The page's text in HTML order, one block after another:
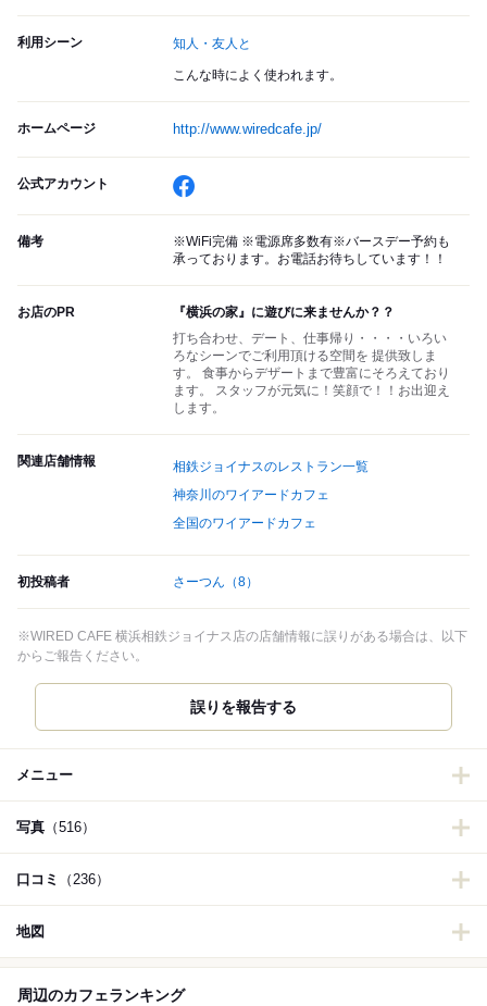
利用シーン 知人・友人と
こんな時によく使われます。
ホームページ http://www.wiredcafe.jp/
公式アカウント
備考
※WiFi完備 ※電源席多数有※バースデー予約も
承っております。お電話お待ちしています！！
お店のPR
『横浜の家』に遊びに来ませんか？？
打ち合わせ、デート、仕事帰り・・・・いろい
ろなシーンでご利用頂ける空間を 提供致しま
す。 食事からデザートまで豊富にそろえており
ます。 スタッフが元気に！笑顔で！！お出迎え
します。
関連店舗情報
相鉄ジョイナスのレストラン一覧
神奈川のワイアードカフェ
全国のワイアードカフェ
初投稿者 さーつん （8）
※WIRED CAFE 横浜相鉄ジョイナス店の店舗情報に誤りがある場合は、以下
からご報告ください。
誤りを報告する
メニュー
写真 （516）
口コミ （236）
地図
周辺のカフェランキング